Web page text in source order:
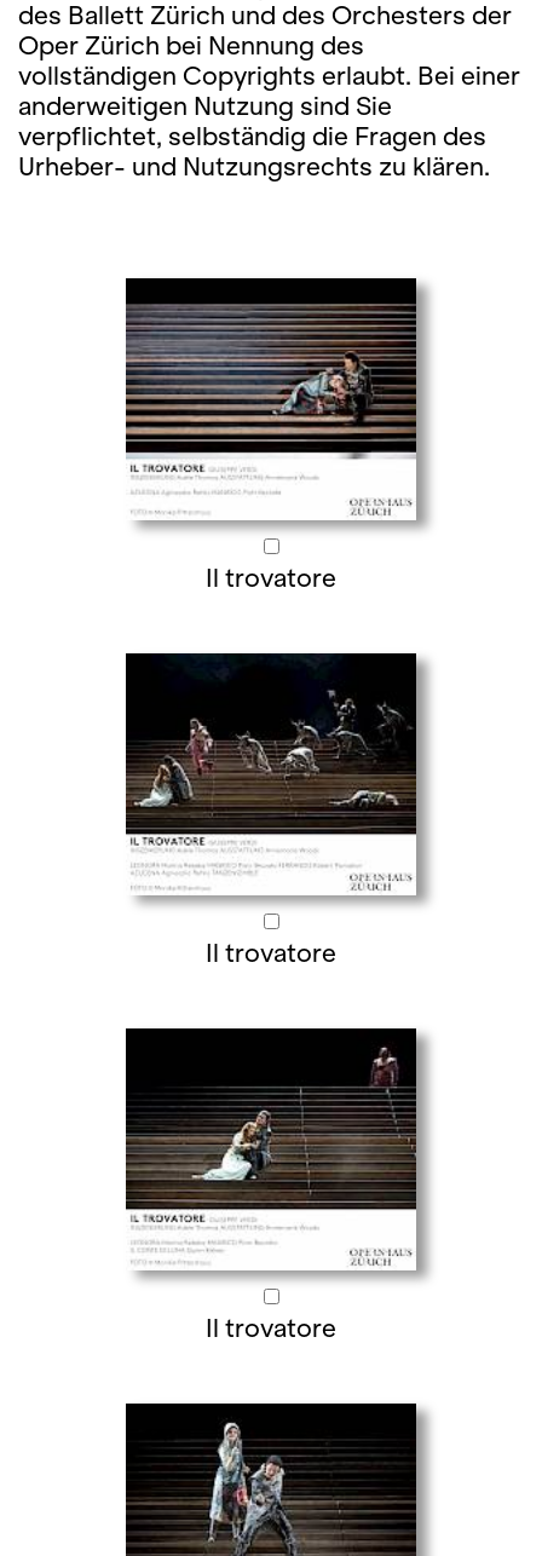
des Ballett Zürich und des Orchesters der
Oper Zürich bei Nennung des
vollständigen Copyrights erlaubt. Bei einer
anderweitigen Nutzung sind Sie
verpflichtet, selbständig die Fragen des
Urheber- und Nutzungsrechts zu klären.
Il trovatore
Il trovatore
Il trovatore